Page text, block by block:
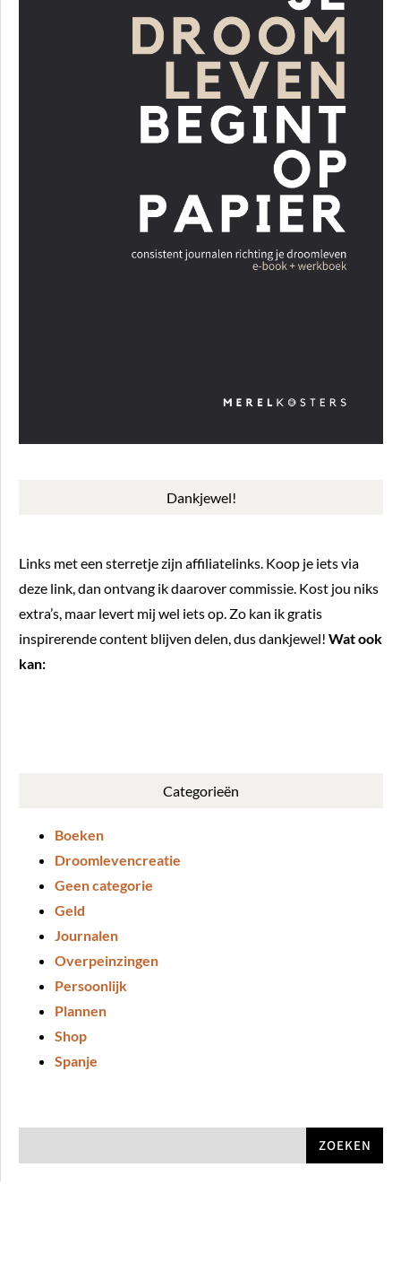
Dankjewel!
Links met een sterretje zijn affiliatelinks. Koop je iets via
deze link, dan ontvang ik daarover commissie. Kost jou niks
extra’s, maar levert mij wel iets op. Zo kan ik gratis
inspirerende content blijven delen, dus dankjewel! Wat ook
kan:
Categorieën
Boeken
Droomlevencreatie
Geen categorie
Geld
Journalen
Overpeinzingen
Persoonlijk
Plannen
Shop
Spanje
ZOEKEN